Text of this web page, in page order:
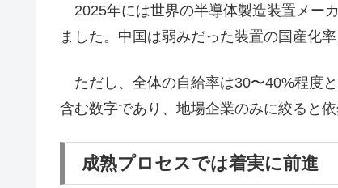
2025年には世界の半導体製造装置メー
ました。中国は弱みだった装置の国産化
ただし、全体の自給率は30〜40%程度
含む数字であり、地場企業のみに絞ると
成熟プロセスでは着実に前進